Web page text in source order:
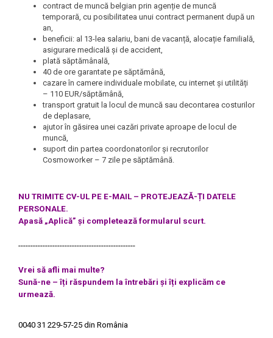
contract de muncă belgian prin agenție de muncă
temporară, cu posibilitatea unui contract permanent după un
an,
beneficii: al 13-lea salariu, bani de vacanță, alocație familială,
asigurare medicală și de accident,
plată săptămânală,
40 de ore garantate pe săptămână,
cazare în camere individuale mobilate, cu internet și utilități
– 110 EUR/săptămână,
transport gratuit la locul de muncă sau decontarea costurilor
de deplasare,
ajutor în găsirea unei cazări private aproape de locul de
muncă,
suport din partea coordonatorilor și recrutorilor
Cosmoworker – 7 zile pe săptămână.
NU TRIMITE CV-UL PE E-MAIL – PROTEJEAZĂ-ȚI DATELE
PERSONALE.
Apasă „Aplică” și completează formularul scurt.
------------------------------------------------
Vrei să afli mai multe?
Sună-ne – îți răspundem la întrebări și îți explicăm ce
urmează.
0040 31 229-57-25 din România